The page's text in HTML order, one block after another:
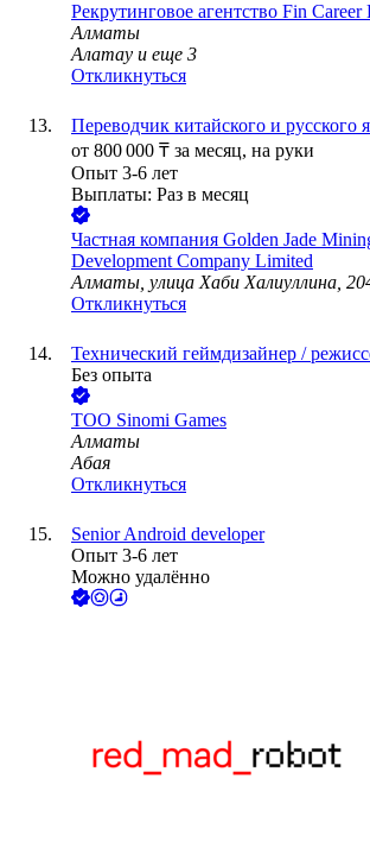
Рекрутинговое агентство Fin Career
Алматы
Алатау и еще 3
Откликнуться
Переводчик китайского и русского
от 800 000 ₸ за месяц, на руки
Опыт 3-6 лет
Выплаты: Раз в месяц
Частная компания Golden Jade
Development Company Limited
Алматы, улица Хаби Халиуллина,
Откликнуться
Технический геймдизайнер /
Без опыта
ТОО Sinomi Games
Алматы
Абая
Откликнуться
Senior Android developer
Опыт 3-6 лет
Можно удалённо